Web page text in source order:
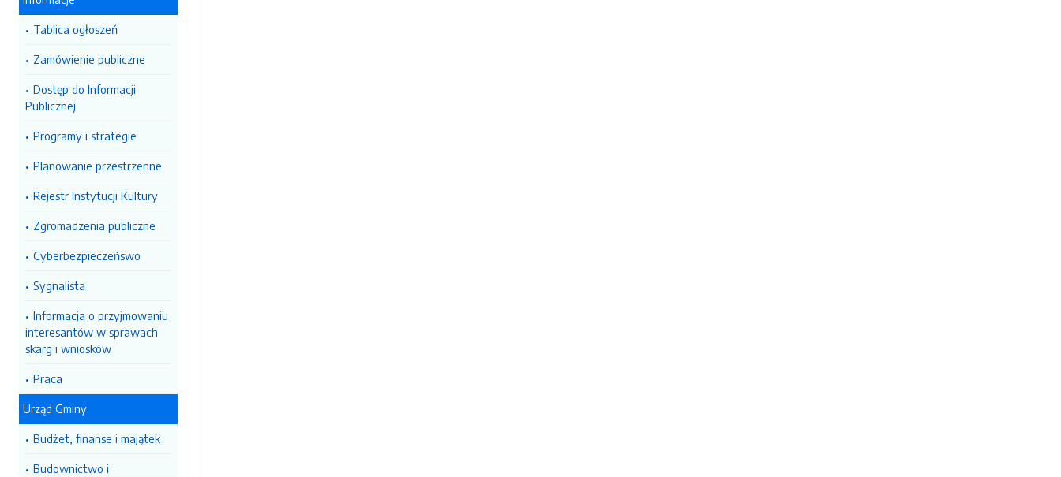
Tablica ogłoszeń
Zamówienie publiczne
Dostęp do Informacji
Publicznej
Programy i strategie
Planowanie przestrzenne
Rejestr Instytucji Kultury
Zgromadzenia publiczne
Cyberbezpieczeńswo
Sygnalista
Informacja o przyjmowaniu
interesantów w sprawach
skarg i wniosków
Praca
Urząd Gminy
Budżet, finanse i majątek
Budownictwo i